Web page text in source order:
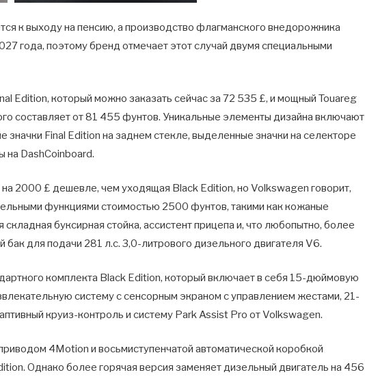
к выходу на пенсию, а производство флагманского внедорожника
года, поэтому бренд отмечает этот случай двумя специальными
Edition, который можно заказать сейчас за 72 535 £, и мощный Touareg
составляет от 81 455 фунтов. Уникальные элементы дизайна включают
значки Final Edition на заднем стекле, выделенные значки на селекторе
на DashCoinboard.
на 2000 £ дешевле, чем уходящая Black Edition, но Volkswagen говорит,
функциями стоимостью 2500 фунтов, такими как кожаные
складная буксирная стойка, ассистент прицепа и, что любопытно, более
для подачи 281 л.с. 3,0-литрового дизельного двигателя V6.
комплекта Black Edition, который включает в себя 15-дюймовую
систему с сенсорным экраном с управлением жестами, 21-
круиз-контроль и систему Park Assist Pro от Volkswagen.
4Motion и восьмиступенчатой автоматической коробкой
Однако более горячая версия заменяет дизельный двигатель на 456